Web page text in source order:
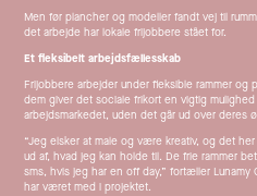
Men før plancher og modeller fandt vej til
det arbejde har lokale frijobbere stået for.
Et fleksibelt arbejdsfællesskab
Frijobbere arbejder under fleksible rammer
dem giver det sociale frikort en vigtig
arbejdsmarkedet, uden det går ud over deres
“Jeg elsker at male og være kreativ, og det
ud af, hvad jeg kan holde til. De frie rammer
sms, hvis jeg har en off day,” fortæller
har været med i projektet.